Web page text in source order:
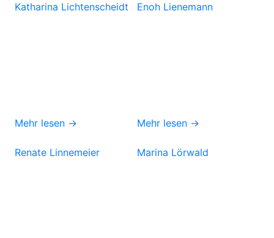
Katharina Lichtenscheidt
Mehr lesen →
Enoh Lienemann
Mehr lesen →
Renate Linnemeier Marina Lörwald